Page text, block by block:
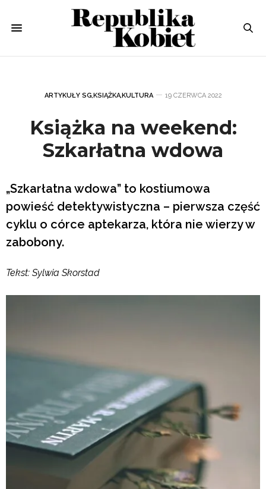
ARTYKUŁY SG,KSIĄŻKA,KULTURA 19 CZERWCA 2022
Książka na weekend:
Szkarłatna wdowa
„Szkarłatna wdowa” to kostiumowa
powieść detektywistyczna – pierwsza część
cyklu o córce aptekarza, która nie wierzy w
zabobony.
Tekst: Sylwia Skorstad